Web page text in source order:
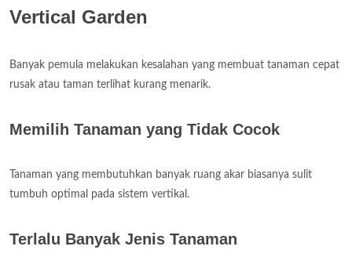
Vertical Garden
Banyak pemula melakukan kesalahan yang membuat tanaman cepat
rusak atau taman terlihat kurang menarik.
Memilih Tanaman yang Tidak Cocok
Tanaman yang membutuhkan banyak ruang akar biasanya sulit
tumbuh optimal pada sistem vertikal.
Terlalu Banyak Jenis Tanaman